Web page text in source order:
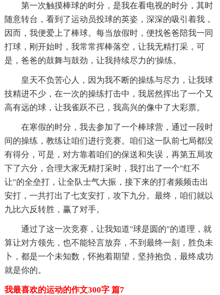
第一次触摸棒球的时分，是我在看电视的时分，其时
随意转台，看到了运动员投球的英姿，深深的吸引着我，
因而，我便爱上了棒球。每当放假时，便找爸爸陪我一同
打球，刚开始时，我常常挥棒落空，让我无精打采，可
是，爸爸的鼓舞与鼓劲，让我持续尽力的'操练。
皇天不负苦心人，因为我不断的操练与尽力，让我球
技精进不少，在一次的操练打击中，我居然挥出了一个又
高有远的球，让我雀跃不已，我高兴的像中了大彩票。
在寒假的时分，我去参加了一个棒球营，通过一段时
间的操练，教练让咱们进行竞赛。咱们这一队前七局都没
有得分，可是，对方靠着咱们的保送和失误，再第五局攻
下了六分，合理大家无精打采时，我打出了一个"红不
让"的全垒打，让全队士气大振，接下来的打者频频击出
安打，一共打出了七支安打，攻下九分。最终，咱们就以
九比六反转胜，赢了对手。
通过了这一次竞赛，让我知道"球是圆的"的道理，就
算让对方领先，也不能轻言放弃，不到最终一刻，胜负未
卜，都是一个未知数，怀抱着期望，坚持抱负，最终成功
就是你的。
我最喜欢的运动的作文300字 篇7